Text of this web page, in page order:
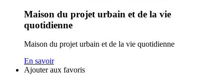
Maison du projet urbain et de la vie
quotidienne
Maison du projet urbain et de la vie quotidienne
En savoir
Ajouter aux favoris